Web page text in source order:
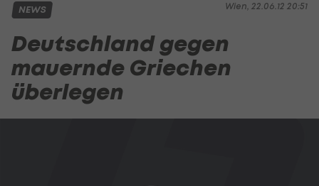
Wien, 22.06.12 20:51
NEWS
Deutschland gegen
mauernde Griechen
überlegen